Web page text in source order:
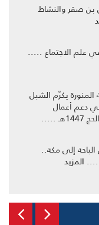
بن صقر والنشاط
علم الاجتماع .....
المنورة يكرّم الشبل
دعم أعمال
.....
إلى مكة..
المزيد